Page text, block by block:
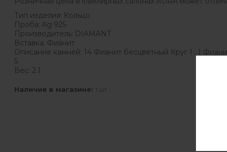
Тип изделия: Кольцо
Проба: Ag 925
Производитель: DIAMANT
Вставка: Фианит
Описание камней: 14 Фианит бесцветный Круг 1 ; 1
5
Вес: 2.1
Наличие в магазине: 1 шт